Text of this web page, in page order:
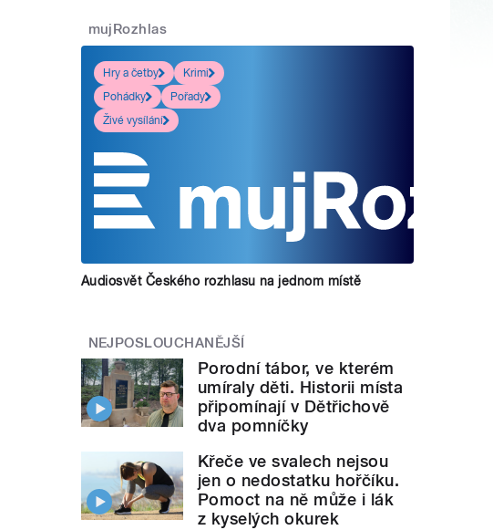
mujRozhlas
Hry a četby
Krimi
Pohádky
Pořady
Živé vysílání
Audiosvět Českého rozhlasu na jednom místě
NEJPOSLOUCHANĚJŠÍ
Porodní tábor, ve kterém
umíraly děti. Historii místa
připomínají v Dětřichově
dva pomníčky
Křeče ve svalech nejsou
jen o nedostatku hořčíku.
Pomoct na ně může i lák
z kyselých okurek